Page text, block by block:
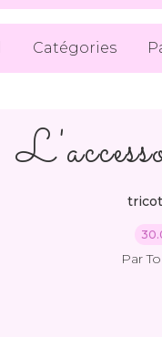
Catégories
tricot
Par